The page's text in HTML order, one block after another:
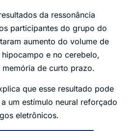
da ressonância
participantes do grupo do
aumento do volume de
e no cerebelo,
de curto prazo.
que esse resultado pode
um estímulo neural reforçado
eletrônicos.